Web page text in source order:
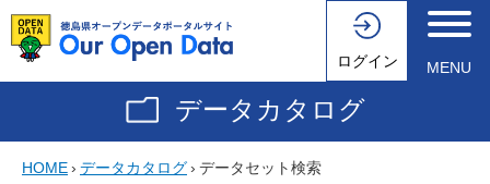
ログイン MENU
データカタログ
HOME› データカタログ› データセット検索